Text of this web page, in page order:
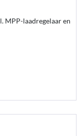
MPP-laadregelaar en